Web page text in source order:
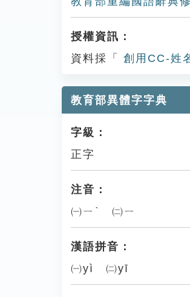
授權資訊：
資料採「
創用CC-姓
教育部異體字字典
字級：
正字
注音：
㈠ㄧˋ ㈡ㄧ
漢語拼音：
㈠yì ㈡yī